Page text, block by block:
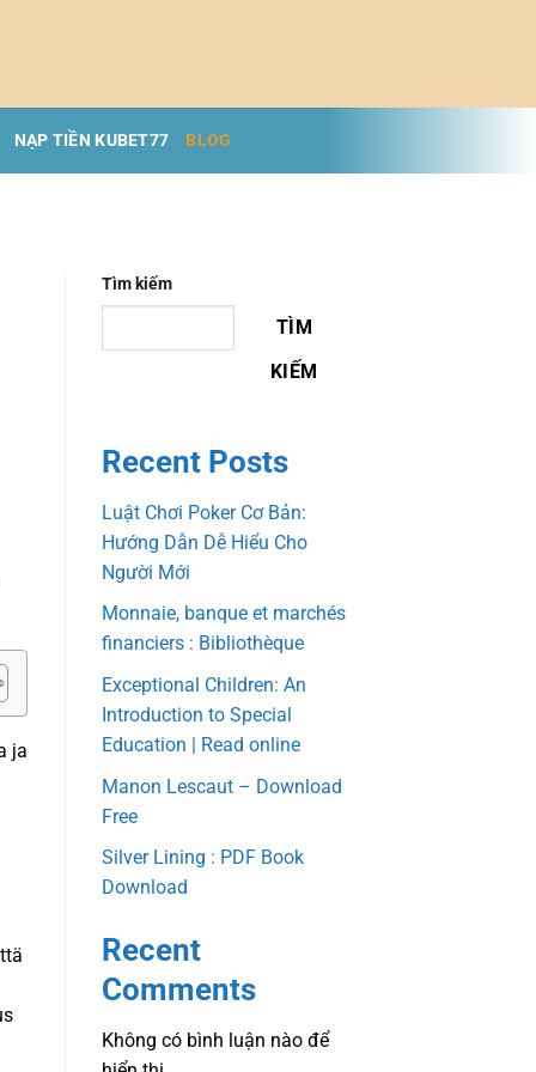
NẠP TIỀN KUBET77 BLOG
ja
Tìm kiếm
TÌM
KIẾM
Recent Posts
Luật Chơi Poker Cơ Bản:
Hướng Dẫn Dễ Hiểu Cho
Người Mới
Monnaie, banque et marchés
financiers : Bibliothèque
Exceptional Children: An
Introduction to Special
Education | Read online
Manon Lescaut – Download
Free
Silver Lining : PDF Book
Download
Recent
Comments
Không có bình luận nào để